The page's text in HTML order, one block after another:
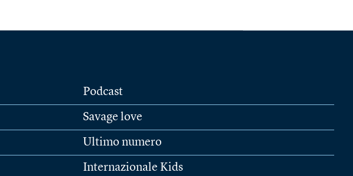
Podcast
Savage love
Ultimo numero
Internazionale Kids